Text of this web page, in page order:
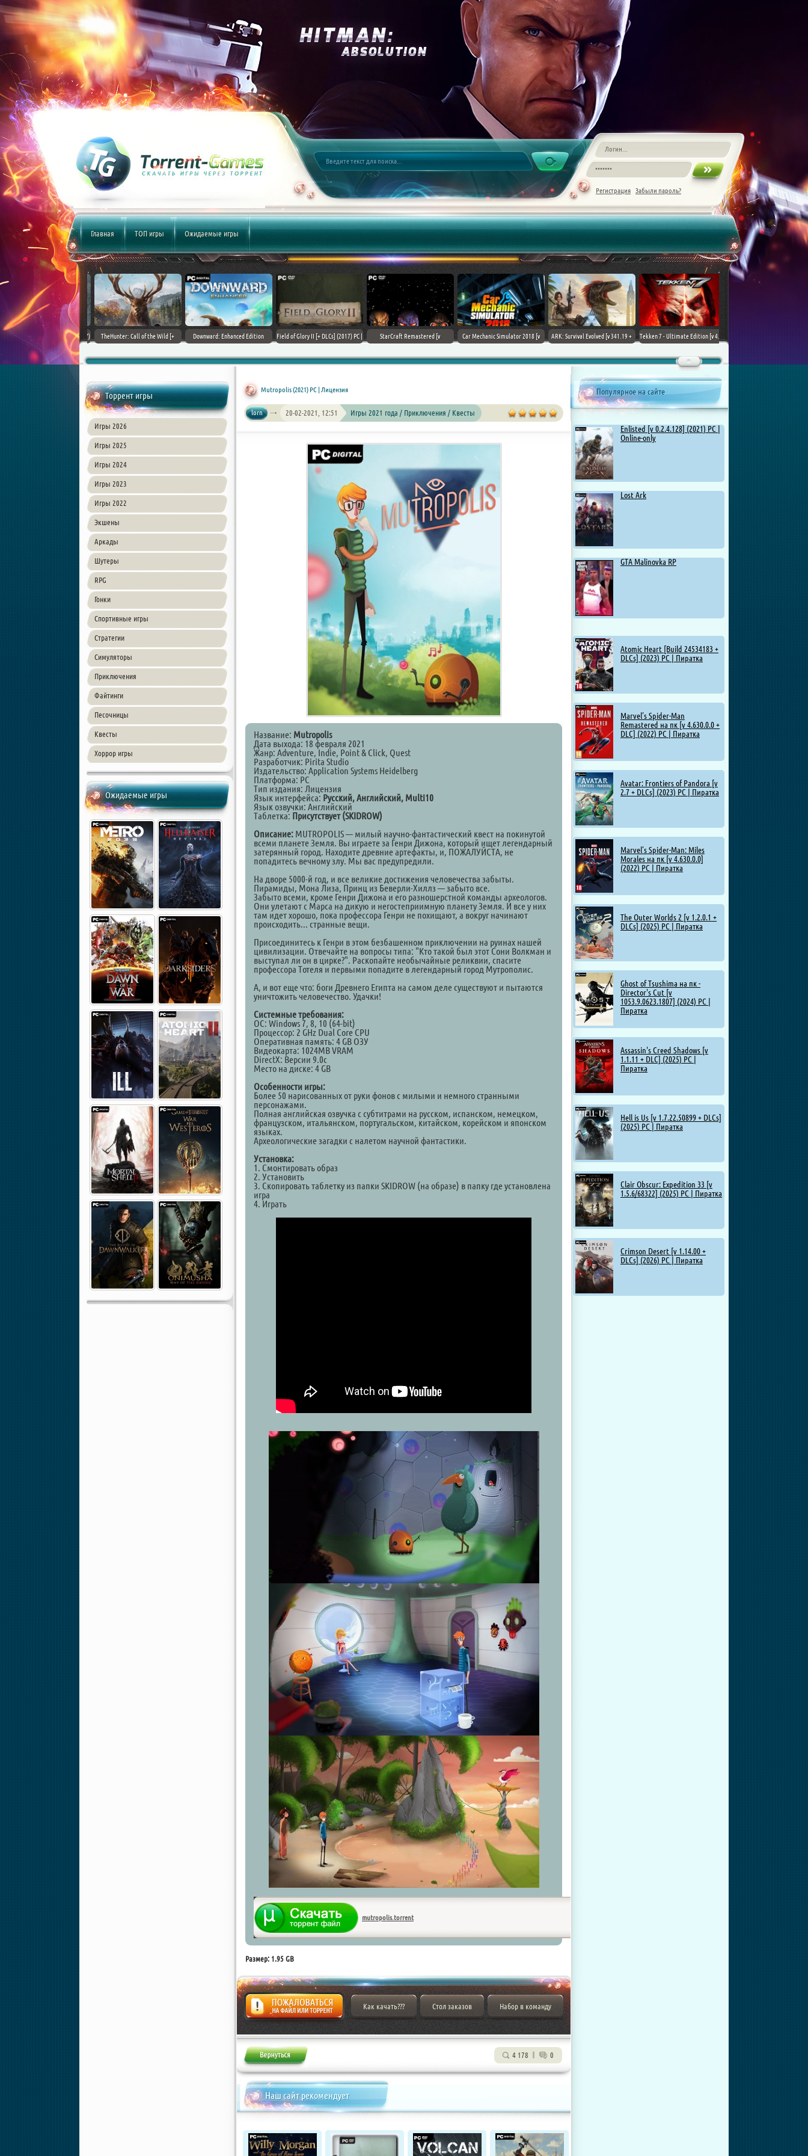
Регистрация Забыли пароль?
Главная ТОП игры Ожидаемые игры
World [v 1.11.4 + DLCs] (2017)
PC | Лицензия
TheHunter: Call of the Wild [+
Downward: Enhanced Edition
Field of Glory II [+ DLCs] (2017) PC |
StarCraft Remastered [v
Car Mechanic Simulator 2018 [v
ARK: Survival Evolved [v 341.19 +
Tekken 7 - Ultimate Edition [v 4.22
Chovka
Торрент игры
Игры 2026
Игры 2025
Игры 2024
Игры 2023
Игры 2022
Экшены
Аркады
Шутеры
RPG
Гонки
Спортивные игры
Стратегии
Симуляторы
Приключения
Файтинги
Песочницы
Квесты
Хоррор игры
Ожидаемые игры
Популярное на сайте
Enlisted [v 0.2.4.128] (2021) PC |
Online-only
Lost Ark
GTA Malinovka RP
Atomic Heart [Build 24534183 +
DLCs] (2023) PC | Пиратка
Marvel’s Spider-Man
Remastered на пк [v 4.630.0.0 +
DLC] (2022) PC | Пиратка
Avatar: Frontiers of Pandora [v
2.7 + DLCs] (2023) PC | Пиратка
Marvel’s Spider-Man: Miles
Morales на пк [v 4.630.0.0]
(2022) PC | Пиратка
The Outer Worlds 2 [v 1.2.0.1 +
DLCs] (2025) PC | Пиратка
Ghost of Tsushima на пк -
Director's Cut [v
1053.9.0623.1807] (2024) PC |
Пиратка
Assassin's Creed Shadows [v
1.1.11 + DLC] (2025) PC |
Пиратка
Hell is Us [v 1.7.22.50899 + DLCs]
(2025) PC | Пиратка
Clair Obscur: Expedition 33 [v
1.5.6/68322] (2025) PC | Пиратка
Crimson Desert [v 1.14.00 +
DLCs] (2026) PC | Пиратка
Mutropolis (2021) PC | Лицензия
lorn 20-02-2021, 12:51 Игры 2021 года / Приключения / Квесты
Название: Mutropolis
Дата выхода: 18 февраля 2021
Жанр: Adventure, Indie, Point & Click, Quest
Разработчик: Pirita Studio
Издательство: Application Systems Heidelberg
Платформа: PC
Тип издания: Лицензия
Язык интерфейса: Русский, Английский, Multi10
Язык озвучки: Английский
Таблетка: Присутствует (SKIDROW)
Описание: MUTROPOLIS — милый научно-фантастический квест на покинутой
всеми планете Земля. Вы играете за Генри Дижона, который ищет легендарный
затерянный город. Находите древние артефакты, и, ПОЖАЛУЙСТА, не
попадитесь вечному злу. Мы вас предупредили.
На дворе 5000-й год, и все великие достижения человечества забыты.
Пирамиды, Мона Лиза, Принц из Беверли-Хиллз — забыто все.
Забыто всеми, кроме Генри Дижона и его разношерстной команды археологов.
Они улетают с Марса на дикую и негостеприимную планету Земля. И все у них
там идет хорошо, пока профессора Генри не похищают, а вокруг начинают
происходить... странные вещи.
Присоединитесь к Генри в этом безбашенном приключении на руинах нашей
цивилизации. Отвечайте на вопросы типа: "Кто такой был этот Сони Волкман и
выступал ли он в цирке?". Раскопайте необычайные реликвии, спасите
профессора Тотеля и первыми попадите в легендарный город Мутрополис.
А, и вот еще что: боги Древнего Египта на самом деле существуют и пытаются
уничтожить человечество. Удачки!
Системные требования:
ОС: Windows 7, 8, 10 (64-bit)
Процессор: 2 GHz Dual Core CPU
Оперативная память: 4 GB ОЗУ
Видеокарта: 1024MB VRAM
DirectX: Версии 9.0c
Место на диске: 4 GB
Особенности игры:
Более 50 нарисованных от руки фонов с милыми и немного странными
персонажами.
Полная английская озвучка с субтитрами на русском, испанском, немецком,
французском, итальянском, португальском, китайском, корейском и японском
языках.
Археологические загадки с налетом научной фантастики.
Установка:
1. Смонтировать образ
2. Установить
3. Скопировать таблетку из папки SKIDROW (на образе) в папку где установлена
игра
4. Играть
mutropolis.torrent
Размер: 1.95 GB
Жалоба
Как качать??? Стол заказов Набор в команду
4 178 0
Наш сайт рекомендует